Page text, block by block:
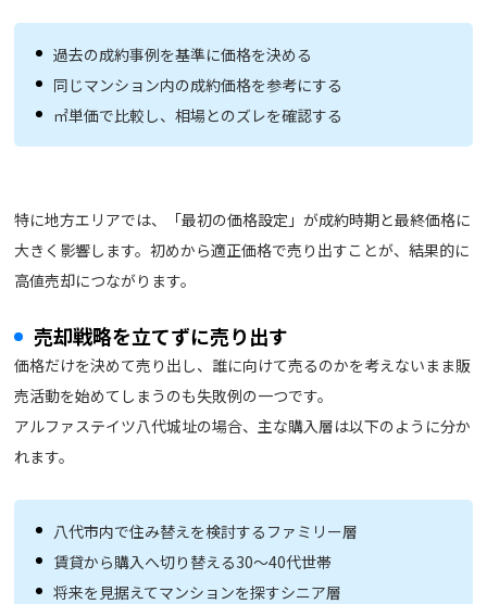
過去の成約事例を基準に価格を決める
同じマンション内の成約価格を参考にする
㎡単価で比較し、相場とのズレを確認する
特に地方エリアでは、「最初の価格設定」が成約時期と最終価格に
大きく影響します。初めから適正価格で売り出すことが、結果的に
高値売却につながります。
売却戦略を立てずに売り出す
価格だけを決めて売り出し、誰に向けて売るのかを考えないまま販
売活動を始めてしまうのも失敗例の一つです。
アルファステイツ八代城址の場合、主な購入層は以下のように分か
れます。
八代市内で住み替えを検討するファミリー層
賃貸から購入へ切り替える30〜40代世帯
将来を見据えてマンションを探すシニア層